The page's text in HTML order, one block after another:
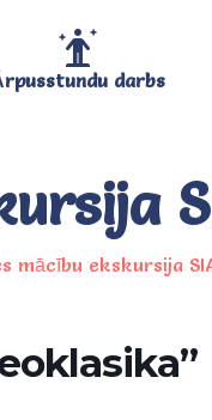
darbs
mācību ekskursija